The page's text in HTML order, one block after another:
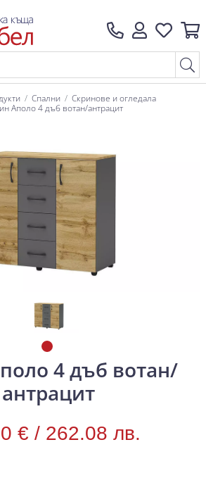
Спални
Скринове и огледала
Аполо 4 дъб вотан/антрацит
4 дъб вотан/
антрацит
€ / 262.08 лв.